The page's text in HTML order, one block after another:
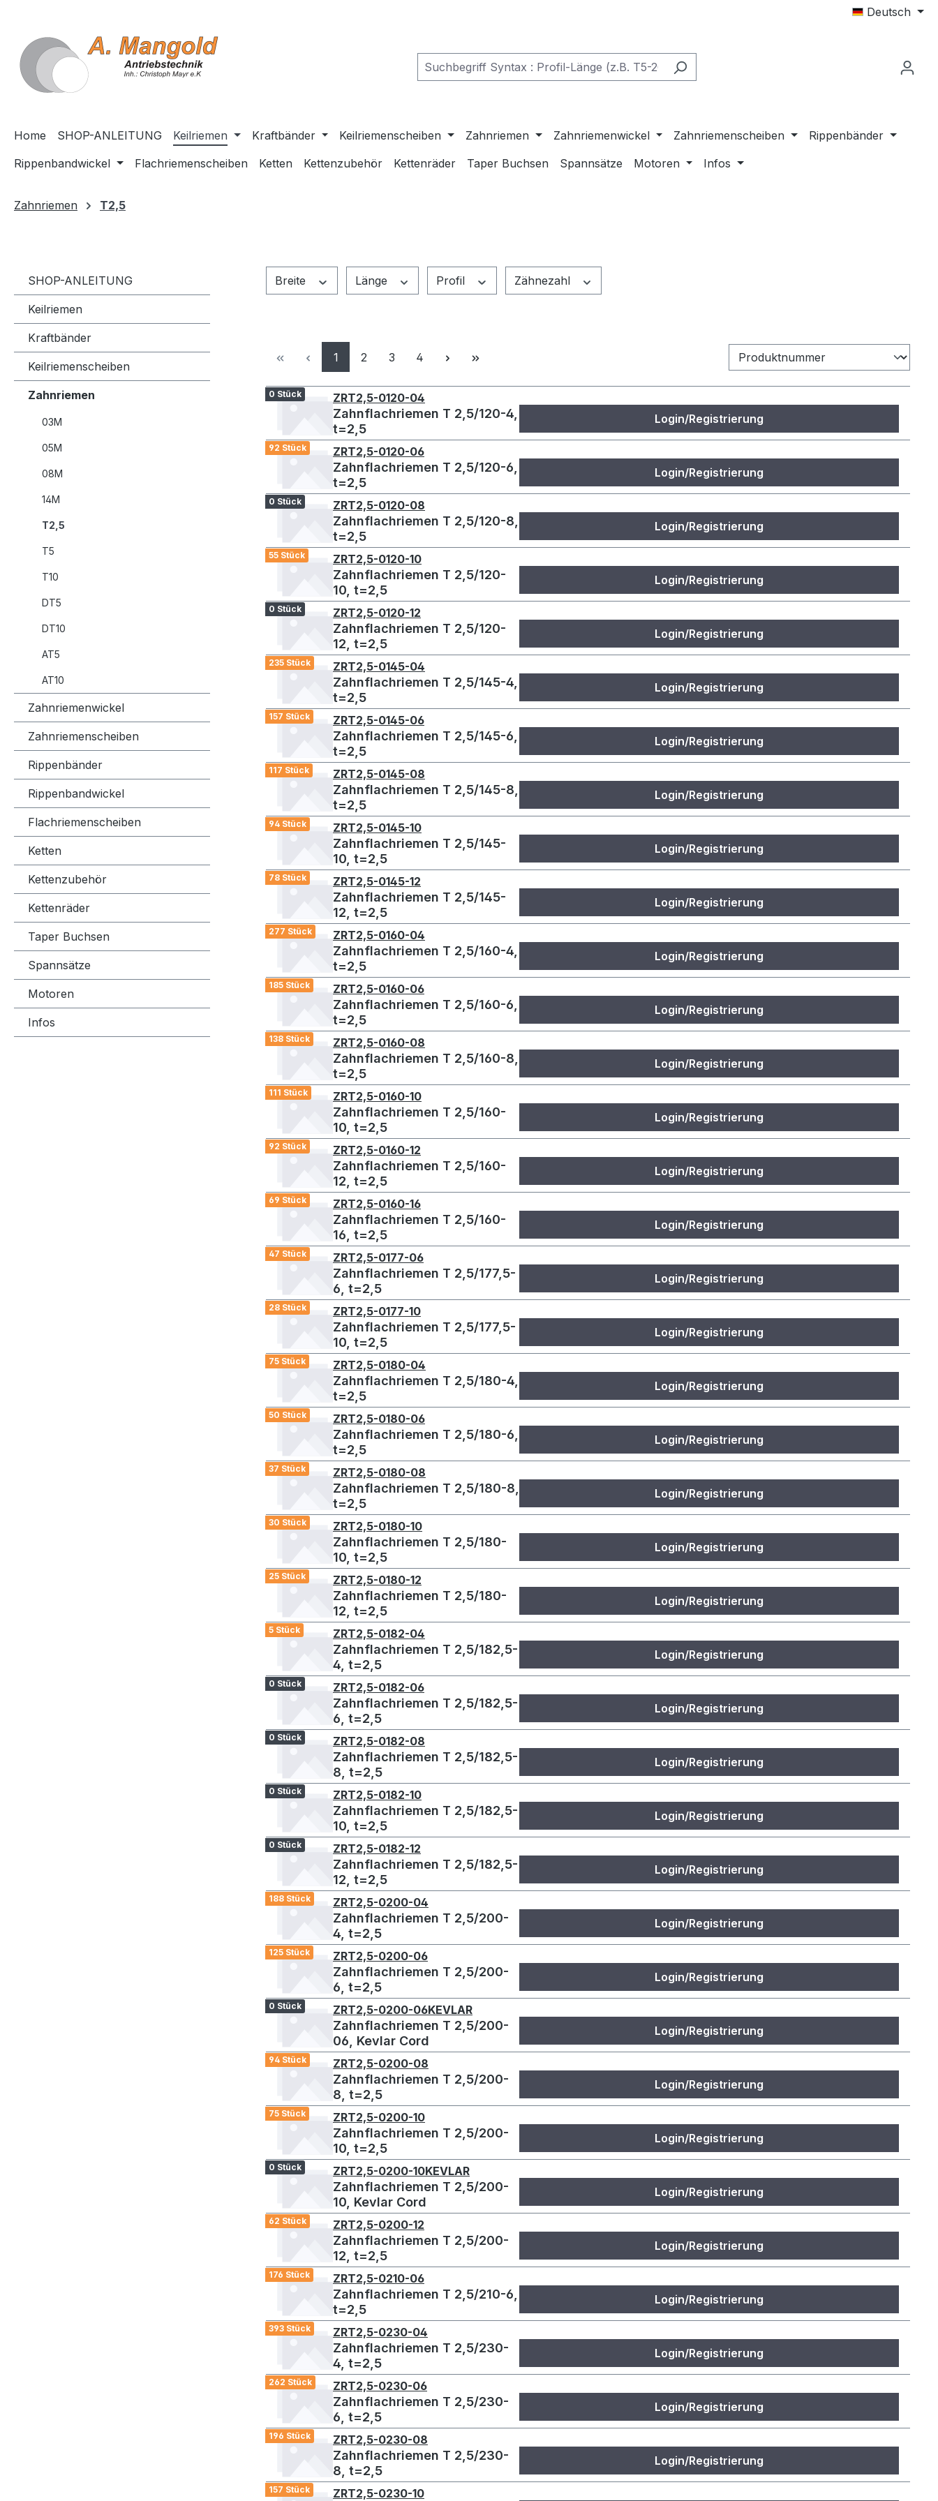
Deutsch
Home SHOP-ANLEITUNG Keilriemen Kraftbänder Keilriemenscheiben Zahnriemen Zahnriemenwickel Zahnriemenscheiben
Rippenbänder
Rippenbandwickel
Flachriemenscheiben Ketten Kettenzubehör Kettenräder Taper Buchsen Spannsätze Motoren Infos
Zahnriemen T2,5
SHOP-ANLEITUNG
Keilriemen
Kraftbänder
Keilriemenscheiben
Zahnriemen
03M
05M
08M
14M
T2,5
T5
T10
DT5
DT10
AT5
AT10
Zahnriemenwickel
Zahnriemenscheiben
Rippenbänder
Rippenbandwickel
Flachriemenscheiben
Ketten
Kettenzubehör
Kettenräder
Taper Buchsen
Spannsätze
Motoren
Infos
Breite Länge Profil Zähnezahl
Seite
1 Seite
2 Seite
3 Seite
4
0 Stück ZRT2,5-0120-04
Zahnflachriemen T 2,5/120-4,
t=2,5
Login/Registrierung
92 Stück ZRT2,5-0120-06
Zahnflachriemen T 2,5/120-6,
t=2,5
Login/Registrierung
0 Stück ZRT2,5-0120-08
Zahnflachriemen T 2,5/120-8,
t=2,5
Login/Registrierung
55 Stück ZRT2,5-0120-10
Zahnflachriemen T 2,5/120-
10, t=2,5
Login/Registrierung
0 Stück ZRT2,5-0120-12
Zahnflachriemen T 2,5/120-
12, t=2,5
Login/Registrierung
235 Stück ZRT2,5-0145-04
Zahnflachriemen T 2,5/145-4,
t=2,5
Login/Registrierung
157 Stück ZRT2,5-0145-06
Zahnflachriemen T 2,5/145-6,
t=2,5
Login/Registrierung
117 Stück ZRT2,5-0145-08
Zahnflachriemen T 2,5/145-8,
t=2,5
Login/Registrierung
94 Stück ZRT2,5-0145-10
Zahnflachriemen T 2,5/145-
10, t=2,5
Login/Registrierung
78 Stück ZRT2,5-0145-12
Zahnflachriemen T 2,5/145-
12, t=2,5
Login/Registrierung
277 Stück ZRT2,5-0160-04
Zahnflachriemen T 2,5/160-4,
t=2,5
Login/Registrierung
185 Stück ZRT2,5-0160-06
Zahnflachriemen T 2,5/160-6,
t=2,5
Login/Registrierung
138 Stück ZRT2,5-0160-08
Zahnflachriemen T 2,5/160-8,
t=2,5
Login/Registrierung
111 Stück ZRT2,5-0160-10
Zahnflachriemen T 2,5/160-
10, t=2,5
Login/Registrierung
92 Stück ZRT2,5-0160-12
Zahnflachriemen T 2,5/160-
12, t=2,5
Login/Registrierung
69 Stück ZRT2,5-0160-16
Zahnflachriemen T 2,5/160-
16, t=2,5
Login/Registrierung
47 Stück ZRT2,5-0177-06
Zahnflachriemen T 2,5/177,5-
6, t=2,5
Login/Registrierung
28 Stück ZRT2,5-0177-10
Zahnflachriemen T 2,5/177,5-
10, t=2,5
Login/Registrierung
75 Stück ZRT2,5-0180-04
Zahnflachriemen T 2,5/180-4,
t=2,5
Login/Registrierung
50 Stück ZRT2,5-0180-06
Zahnflachriemen T 2,5/180-6,
t=2,5
Login/Registrierung
37 Stück ZRT2,5-0180-08
Zahnflachriemen T 2,5/180-8,
t=2,5
Login/Registrierung
30 Stück ZRT2,5-0180-10
Zahnflachriemen T 2,5/180-
10, t=2,5
Login/Registrierung
25 Stück ZRT2,5-0180-12
Zahnflachriemen T 2,5/180-
12, t=2,5
Login/Registrierung
5 Stück ZRT2,5-0182-04
Zahnflachriemen T 2,5/182,5-
4, t=2,5
Login/Registrierung
0 Stück ZRT2,5-0182-06
Zahnflachriemen T 2,5/182,5-
6, t=2,5
Login/Registrierung
0 Stück ZRT2,5-0182-08
Zahnflachriemen T 2,5/182,5-
8, t=2,5
Login/Registrierung
0 Stück ZRT2,5-0182-10
Zahnflachriemen T 2,5/182,5-
10, t=2,5
Login/Registrierung
0 Stück ZRT2,5-0182-12
Zahnflachriemen T 2,5/182,5-
12, t=2,5
Login/Registrierung
188 Stück ZRT2,5-0200-04
Zahnflachriemen T 2,5/200-
4, t=2,5
Login/Registrierung
125 Stück ZRT2,5-0200-06
Zahnflachriemen T 2,5/200-
6, t=2,5
Login/Registrierung
0 Stück ZRT2,5-0200-06KEVLAR
Zahnflachriemen T 2,5/200-
06, Kevlar Cord
Login/Registrierung
94 Stück ZRT2,5-0200-08
Zahnflachriemen T 2,5/200-
8, t=2,5
Login/Registrierung
75 Stück ZRT2,5-0200-10
Zahnflachriemen T 2,5/200-
10, t=2,5
Login/Registrierung
0 Stück ZRT2,5-0200-10KEVLAR
Zahnflachriemen T 2,5/200-
10, Kevlar Cord
Login/Registrierung
62 Stück ZRT2,5-0200-12
Zahnflachriemen T 2,5/200-
12, t=2,5
Login/Registrierung
176 Stück ZRT2,5-0210-06
Zahnflachriemen T 2,5/210-6,
t=2,5
Login/Registrierung
393 Stück ZRT2,5-0230-04
Zahnflachriemen T 2,5/230-
4, t=2,5
Login/Registrierung
262 Stück ZRT2,5-0230-06
Zahnflachriemen T 2,5/230-
6, t=2,5
Login/Registrierung
196 Stück ZRT2,5-0230-08
Zahnflachriemen T 2,5/230-
8, t=2,5
Login/Registrierung
157 Stück ZRT2,5-0230-10